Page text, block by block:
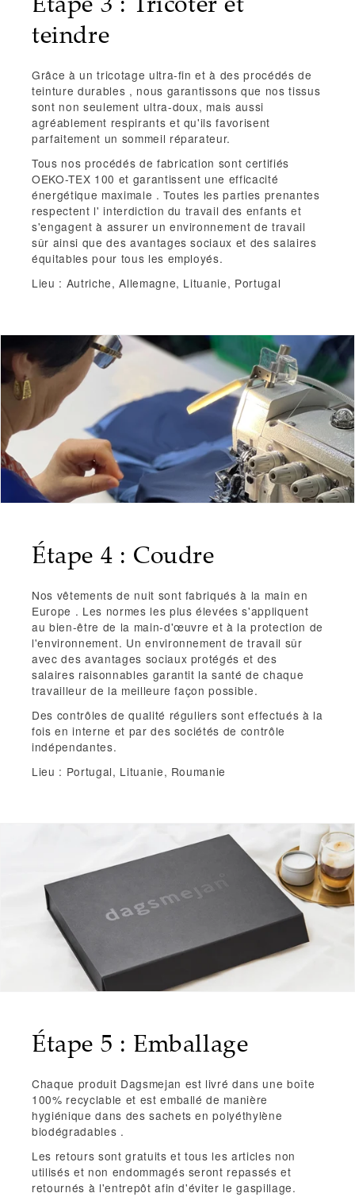
teindre
Grâce à un tricotage ultra-fin et à des procédés de
teinture durables , nous garantissons que nos tissus
sont non seulement ultra-doux, mais aussi
agréablement respirants et qu'ils favorisent
parfaitement un sommeil réparateur.
Tous nos procédés de fabrication sontcertifiés
OEKO-TEX 100 et garantissent une efficacité
énergétique maximale . Toutes les parties prenantes
respectent l'interdiction du travail des enfants et
s'engagent à assurer un environnement de travail
sûr ainsi quedes avantages sociaux et des salaires
équitables pour tous les employés.
Lieu : Autriche, Allemagne, Lituanie, Portugal
Étape 4 : Coudre
Nos vêtements de nuit sont fabriqués à la main en
Europe . Les normes les plus élevées s'appliquent
au bien-être de la main-d'œuvre età la protection de
l'environnement. Un environnement de travail sûr
avec des avantages sociaux protégés et des
salaires raisonnables garantit la santé de chaque
travailleur de la meilleure façon possible.
Des contrôles de qualité réguliers sont effectués à la
fois en interne et par des sociétés de contrôle
indépendantes.
Lieu : Portugal, Lituanie, Roumanie
Étape 5 : Emballage
Chaque produit Dagsmejan est livré dans uneboîte
100% recyclable et est emballé de manière
hygiénique dans des sachets en polyéthylène
biodégradables .
Les retours sont gratuits et tous les articles non
utilisés et non endommagés seront repassés et
retournés à l'entrepôt afin d'éviter le gaspillage.